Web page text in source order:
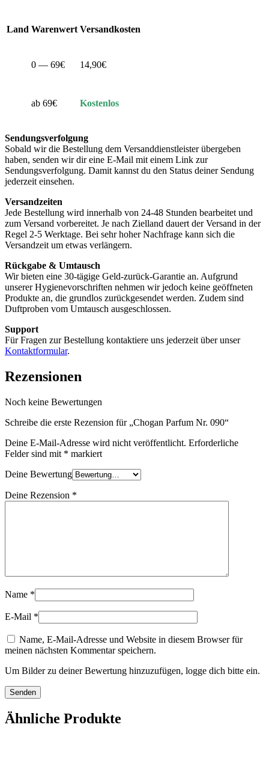
Land Warenwert Versandkosten
0 — 69€ 14,90€
ab 69€ Kostenlos
Sendungsverfolgung
Sobald wir die Bestellung dem Versanddienstleister übergeben
haben, senden wir dir eine E-Mail mit einem Link zur
Sendungsverfolgung. Damit kannst du den Status deiner Sendung
jederzeit einsehen.
Versandzeiten
Jede Bestellung wird innerhalb von 24-48 Stunden bearbeitet und
zum Versand vorbereitet. Je nach Zielland dauert der Versand in der
Regel 2-5 Werktage. Bei sehr hoher Nachfrage kann sich die
Versandzeit um etwas verlängern.
Rückgabe & Umtausch
Wir bieten eine 30-tägige Geld-zurück-Garantie an. Aufgrund
unserer Hygienevorschriften nehmen wir jedoch keine geöffneten
Produkte an, die grundlos zurückgesendet werden. Zudem sind
Duftproben vom Umtausch ausgeschlossen.
Support
Für Fragen zur Bestellung kontaktiere uns jederzeit über unser
Kontaktformular.
Rezensionen
Noch keine Bewertungen
Schreibe die erste Rezension für „Chogan Parfum Nr. 090“
Deine E-Mail-Adresse wird nicht veröffentlicht. Erforderliche
Felder sind mit * markiert
Deine Bewertung
Deine Rezension *
Name *
E-Mail *
Name, E-Mail-Adresse und Website in diesem Browser für
meinen nächsten Kommentar speichern.
Um Bilder zu deiner Bewertung hinzuzufügen, logge dich bitte ein.
Ähnliche Produkte